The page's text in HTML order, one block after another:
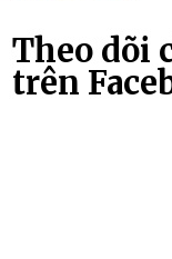
Theo dõi
trên